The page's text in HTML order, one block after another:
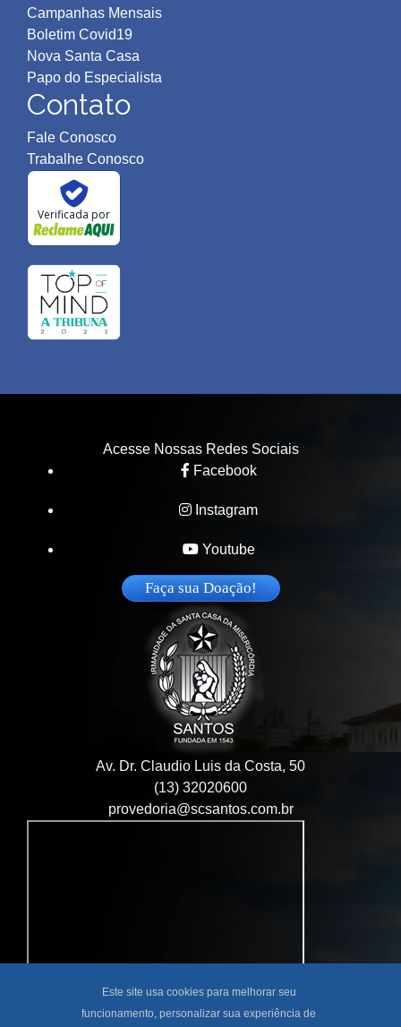
Campanhas Mensais
Boletim Covid19
Nova Santa Casa
Papo do Especialista
Contato
Fale Conosco
Trabalhe Conosco
Verificada por
Acesse Nossas Redes Sociais
Facebook
Instagram
Youtube
Faça sua Doação!
Av. Dr. Claudio Luis da Costa, 50
(13) 32020600
provedoria@scsantos.com.br
Este site usa cookies para melhorar seu
funcionamento, personalizar sua experiência de